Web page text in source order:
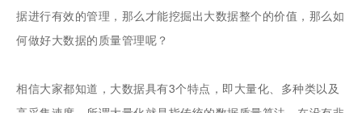
社区
400-0011-866
据进行有效的管理，那么才能挖掘出大数据整个的价值，那么如
何做好大数据的质量管理呢？
相信大家都知道，大数据具有3个特点，即大量化、多种类以及